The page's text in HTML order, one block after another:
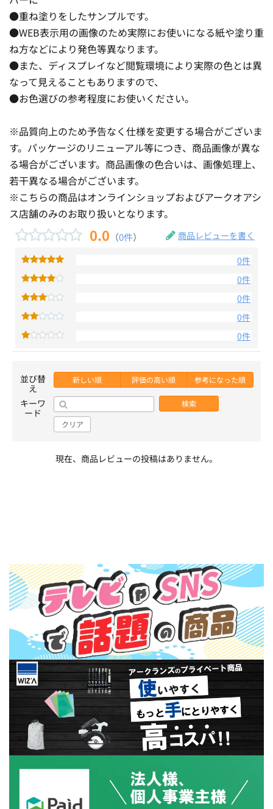
●重ね塗りをしたサンプルです。
●WEB表示用の画像のため実際にお使いになる紙や塗り重
ね方などにより発色等異なります。
●また、ディスプレイなど閲覧環境により実際の色とは異
なって見えることもありますので、
●お色選びの参考程度にお使いください。
※品質向上のため予告なく仕様を変更する場合がございま
す。パッケージのリニューアル等につき、商品画像が異な
る場合がございます。商品画像の色合いは、画像処理上、
若干異なる場合がございます。
※こちらの商品はオンラインショップおよびアークオアシ
ス店舗のみのお取り扱いとなります。
0.0 （0件） 商品レビューを書く
0件
0件
0件
0件
0件
並び替
え
新しい順 評価の高い順 参考になった順
キーワ
ード
検索
クリア
現在、商品レビューの投稿はありません。